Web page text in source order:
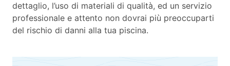
dettaglio, l’uso di materiali di qualità, ed un servizio
professionale e attento non dovrai più preoccuparti
del rischio di danni alla tua piscina.